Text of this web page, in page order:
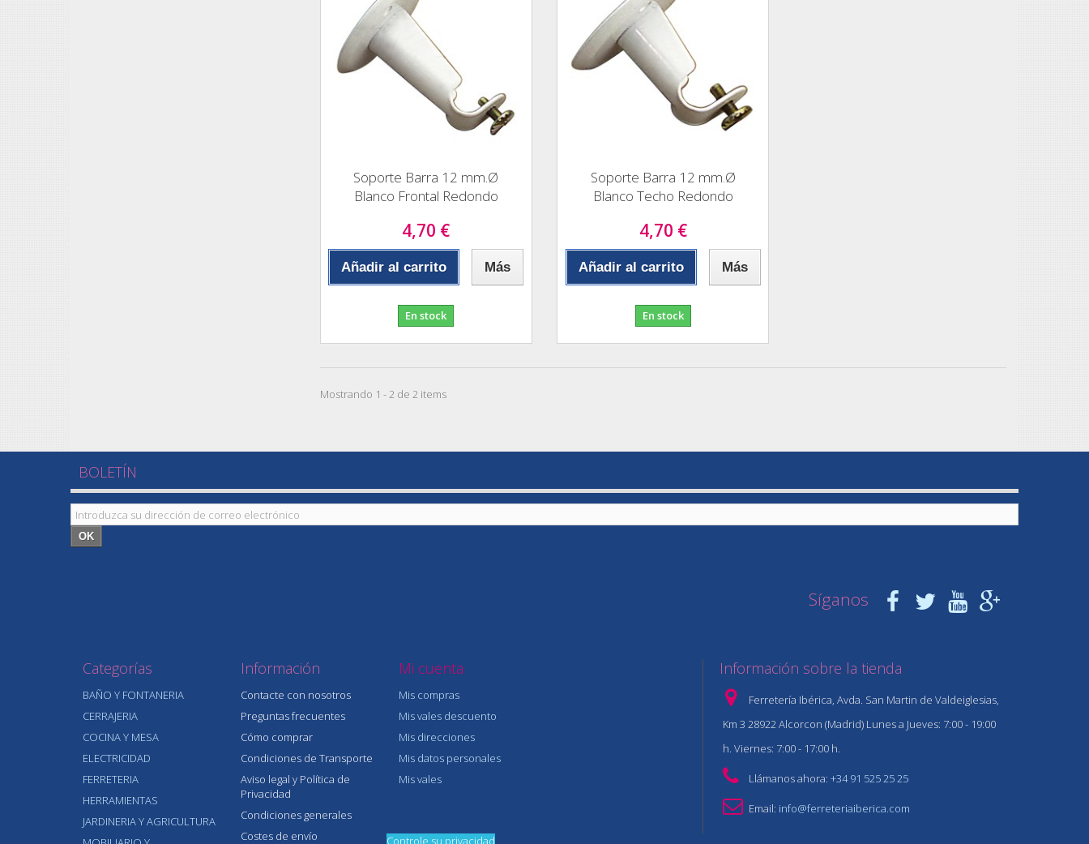
Soporte Barra 12 mm.Ø
Blanco Frontal Redondo
4,70 €
Añadir al carrito Más
En stock
Soporte Barra 12 mm.Ø
Blanco Techo Redondo
4,70 €
Añadir al carrito Más
En stock
Mostrando 1 - 2 de 2 items
BOLETÍN
OK
Síganos
Categorías
BAÑO Y FONTANERIA
CERRAJERIA
COCINA Y MESA
ELECTRICIDAD
FERRETERIA
HERRAMIENTAS
JARDINERIA Y AGRICULTURA
Información
Contacte con nosotros
Preguntas frecuentes
Cómo comprar
Condiciones de Transporte
Aviso legal y Política de
Privacidad
Condiciones generales
Costes de envío
Mi cuenta
Mis compras
Mis vales descuento
Mis direcciones
Mis datos personales
Mis vales
Información sobre la tienda
Ferretería Ibérica, Avda. San Martin de Valdeiglesias,
Km 3 28922 Alcorcon (Madrid) Lunes a Jueves: 7:00 - 19:00
h. Viernes: 7:00 - 17:00 h.
Llámanos ahora: +34 91 525 25 25
Email: info@ferreteriaiberica.com